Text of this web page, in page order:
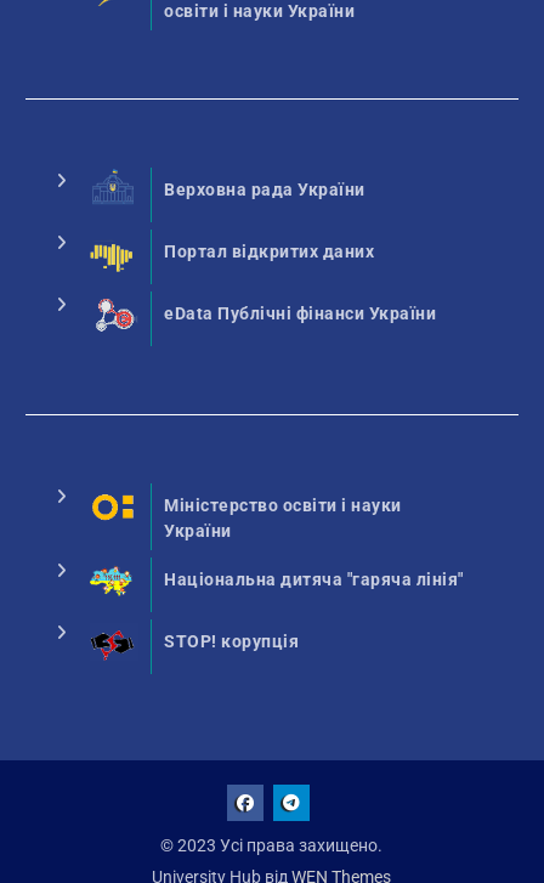
освіти і науки України
Верховна рада України
Портал відкритих даних
eData Публічні фінанси України
Міністерство освіти і науки
України
Національна дитяча "гаряча лінія"
STOP! корупція
© 2023 Усі права захищено.
University Hub відWEN Themes